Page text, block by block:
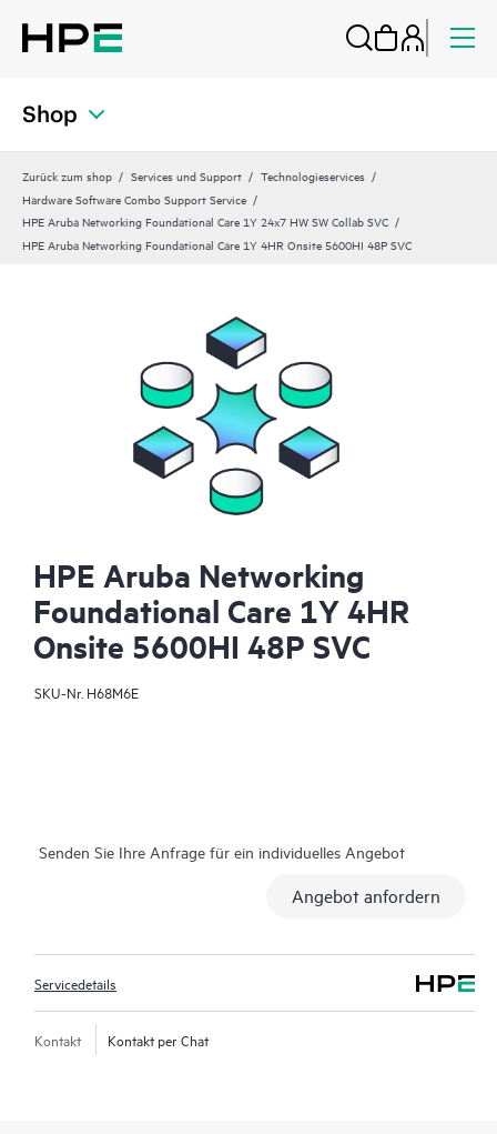
Shop
Zurück zum shop Services und Support
Technologieservices
Hardware Software Combo Support Service
HPE Aruba Networking Foundational Care 1Y 24x7 HW SW Collab SVC
HPE Aruba Networking Foundational Care 1Y 4HR Onsite 5600HI 48P SVC
HPE Aruba Networking
Foundational Care 1Y 4HR
Onsite 5600HI 48P SVC
SKU-Nr. H68M6E
Senden Sie Ihre Anfrage für ein individuelles Angebot
Angebot anfordern
Servicedetails
Kontakt Kontakt per Chat